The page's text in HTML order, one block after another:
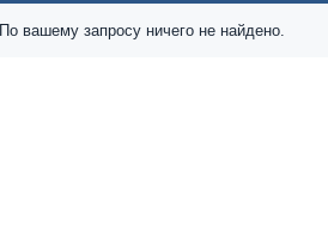
По вашему запросу ничего не найдено.